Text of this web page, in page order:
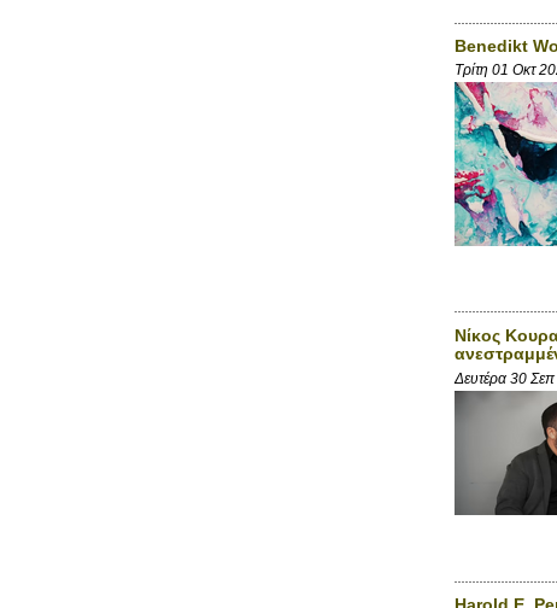
Benedikt
Τρίτη 01 Οκτ
Νίκος
Δευτέρα 30